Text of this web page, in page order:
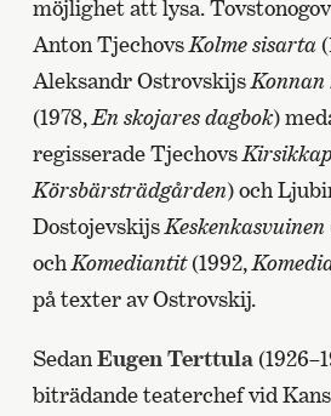
möjlighet att lysa.
Anton Tjechovs Kolme sisarta
Aleksandr Ostrovskijs
(1978, En skojares dagbok)
regisserade Tjechovs
Körsbärsträdgården) och
Dostojevskijs Keskenkasvuinen
och Komediantit(1992,
på texter av Ostrovskij.
Sedan Eugen Terttula
biträdande teaterchef vid